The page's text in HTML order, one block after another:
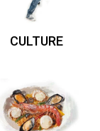
CULTURE